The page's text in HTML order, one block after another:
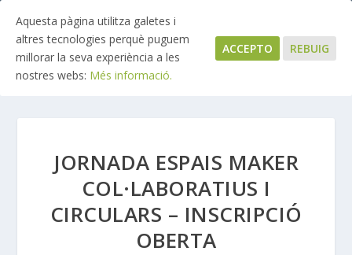
JORNADA ESPAIS MAKER
COL·LABORATIUS I
CIRCULARS – INSCRIPCIÓ
OBERTA
Aquesta pàgina utilitza galetes i
altres tecnologies perquè puguem
millorar la seva experiència a les
nostres webs: Més informació.
ACCEPTO REBUIG